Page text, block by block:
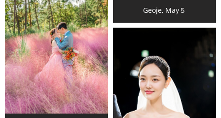
Geoje, May５